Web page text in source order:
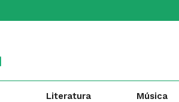
Literatura Música